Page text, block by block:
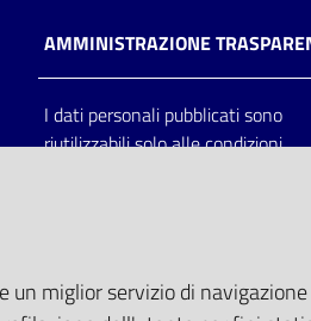
AMMINISTRAZIONE
I dati personali pubblicati sono
riutilizzabili solo alle condizioni
miglior servizio di